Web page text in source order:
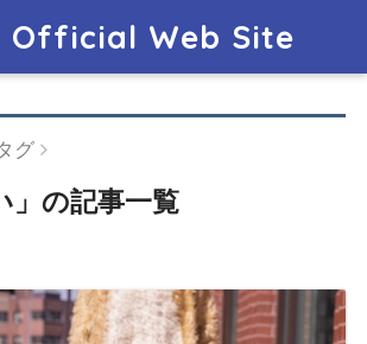
Official Web Site
グ
」の記事一覧